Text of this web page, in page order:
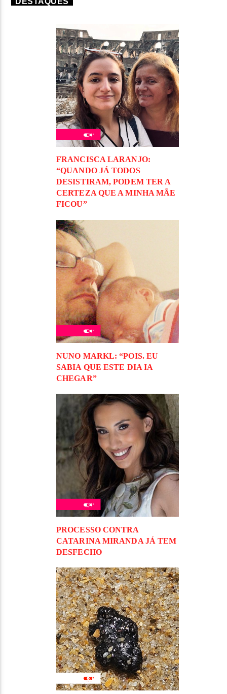
FRANCISCA LARANJO:
“QUANDO JÁ TODOS
DESISTIRAM, PODEM TER A
CERTEZA QUE A MINHA MÃE
FICOU”
NUNO MARKL: “POIS. EU
SABIA QUE ESTE DIA IA
CHEGAR”
PROCESSO CONTRA
CATARINA MIRANDA JÁ TEM
DESFECHO